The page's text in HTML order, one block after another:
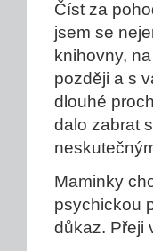
Číst za
jsem se
knihovny,
později a s
dlouhé
dalo zabrat
Maminky
psychickou
důkaz. Přeji